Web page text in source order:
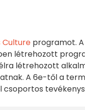
Culture programot.
létrehozott
létrehozott
A 6e-től a
csoportos